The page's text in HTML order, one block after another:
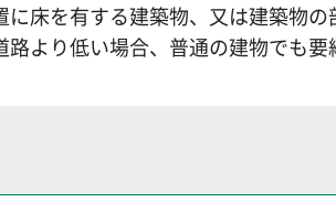
床を有する建築物、又は建築物
より低い場合、普通の建物でも要